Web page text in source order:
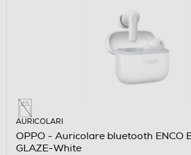
AURICOLARI
OPPO - Auricolare bluetooth ENCO
GLAZE-White